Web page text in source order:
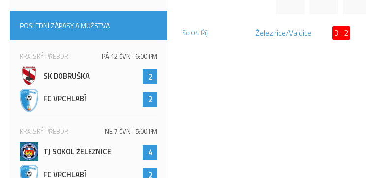
So 04 Říj Železnice/Valdice 3 : 2
POSLEDNÍ ZÁPASY A MUŽSTVA
KRAJSKÝ PŘEBOR PÁ 12 ČVN · 6:00 PM
SK DOBRUŠKA 2
FC VRCHLABÍ 2
KRAJSKÝ PŘEBOR NE 7 ČVN · 5:00 PM
TJ SOKOL ŽELEZNICE 4
FC VRCHLABÍ 2